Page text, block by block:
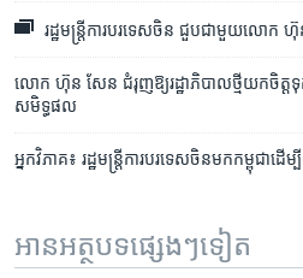
រដ្ឋមន្ត្រី​​ការបរទេស​ចិន ជួប​ជាមួយ​លោក
លោក ហ៊ុន សែន ជំរុញឱ្យរដ្ឋាភិបាលថ្មីយកចិត្តទុក
សមិទ្ធផល
អ្នកវិភាគ៖ រដ្ឋមន្ត្រីការបរទេសចិនមកកម្ពុជាដើ
អានអត្ថបទផ្សេងៗទៀត